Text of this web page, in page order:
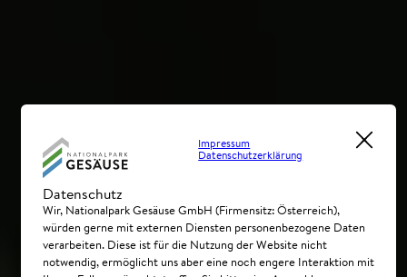
Datenschutz
Impressum
Datenschutzerklärung
Wir, Nationalpark Gesäuse GmbH (Firmensitz: Österreich),
würden gerne mit externen Diensten personenbezogene Daten
verarbeiten. Diese ist für die Nutzung der Website nicht
notwendig, ermöglicht uns aber eine noch engere Interaktion mit